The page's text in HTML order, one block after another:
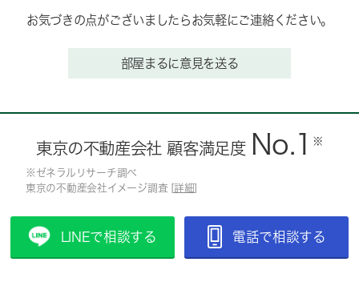
お気づきの点がございましたらお気軽にご連絡ください。
部屋まるに意見を送る
東京の不動産会社 顧客満足度 No.1 ※
※ゼネラルリサーチ調べ
東京の不動産会社イメージ調査 [ 詳細
LINEで相談する 電話で相談する